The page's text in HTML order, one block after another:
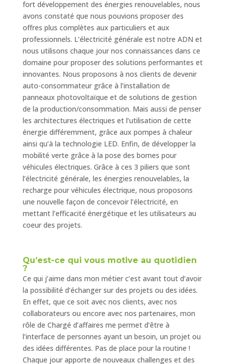
fort développement des énergies renouvelables, nous
avons constaté que nous pouvions proposer des
offres plus complètes aux particuliers et aux
professionnels. L’électricité générale est notre ADN et
nous utilisons chaque jour nos connaissances dans ce
domaine pour proposer des solutions performantes et
innovantes. Nous proposons à nos clients de devenir
auto-consommateur grâce à l’installation de
panneaux photovoltaïque et de solutions de gestion
de la production/consommation. Mais aussi de penser
les architectures électriques et l’utilisation de cette
énergie différemment, grâce aux pompes à chaleur
ainsi qu’à la technologie LED. Enfin, de développer la
mobilité verte grâce à la pose des bornes pour
véhicules électriques. Grâce à ces 3 piliers que sont
l’électricité générale, les énergies renouvelables, la
recharge pour véhicules électrique, nous proposons
une nouvelle façon de concevoir l’électricité, en
mettant l’efficacité énergétique et les utilisateurs au
coeur des projets.
Qu’est-ce qui vous motive au quotidien
?
Ce qui j’aime dans mon métier c’est avant tout d’avoir
la possibilité d’échanger sur des projets ou des idées.
En effet, que ce soit avec nos clients, avec nos
collaborateurs ou encore avec nos partenaires, mon
rôle de Chargé d’affaires me permet d’être à
l’interface de personnes ayant un besoin, un projet ou
des idées différentes. Pas de place pour la routine !
Chaque jour apporte de nouveaux challenges et des